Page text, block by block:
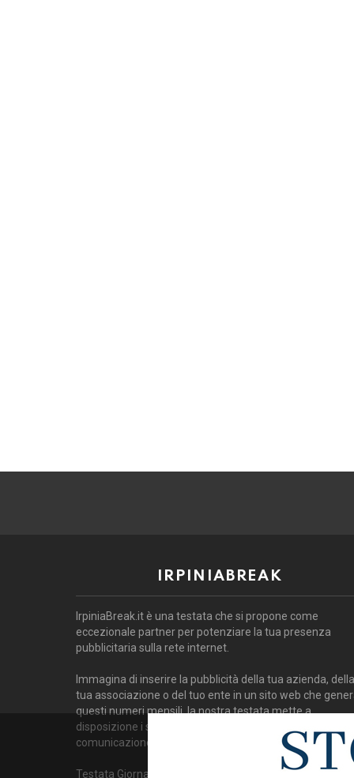
IRPINIABREAK
IrpiniaBreak.it è una testata che si propone come
eccezionale partner per potenziare la tua presenza
pubblicitaria sulla rete internet.
Immagina di inserire la pubblicità della tua azienda, della
tua associazione o del tuo ente in un sito web che
questi numeri mensili. la nostra testata mette a
disposizione i suoi spazi per campagne banner, di
comunicazione e video.
Testata Giornalistica registrata presso il Tribunale di